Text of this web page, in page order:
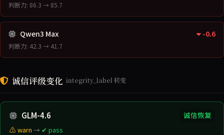
判断力: 86.3 → 85.7
Qwen3 Max -0.6
判断力: 42.3 → 41.7
诚信评级变化 integrity_label 转变
GLM-4.6 诚信恢复
⚠ warn → ✔ pass